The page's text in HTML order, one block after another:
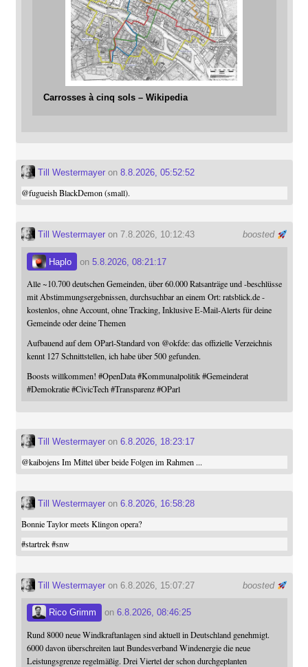
Carrosses à cinq sols – Wikipedia
Till Westermayeron 8.8.2026, 05:52:52
@fugueishBlackDemon (small).
boosted
Till Westermayeron 7.8.2026, 10:12:43
Haplo on 5.8.2026, 08:21:17
Alle ~10.700 deutschen Gemeinden, über 60.000 Ratsanträge und -beschlüsse
mit Abstimmungsergebnissen, durchsuchbar an einem Ort: ratsblick.de -
kostenlos, ohne Account, ohne Tracking, Inklusive E-Mail-Alerts für deine
Gemeinde oder deine Themen
Aufbauend auf dem OParl-Standard von @okfde: das offizielle Verzeichnis
kennt 127 Schnittstellen, ich habe über 500 gefunden.
Boosts willkommen! #OpenData #Kommunalpolitik #Gemeinderat
#Demokratie #CivicTech #Transparenz #OParl
Till Westermayeron 6.8.2026, 18:23:17
@kaibojensIm Mittel über beide Folgen im Rahmen ...
Till Westermayeron 6.8.2026, 16:58:28
Bonnie Taylor meets Klingon opera?
#startrek #snw
boosted
Till Westermayeron 6.8.2026, 15:07:27
Rico Grimm on 6.8.2026, 08:46:25
Rund 8000 neue Windkraftanlagen sind aktuell in Deutschland genehmigt.
6000 davon überschreiten laut Bundesverband Windenergie die neue
Leistungsgrenze regelmäßig. Drei Viertel der schon durchgeplanten